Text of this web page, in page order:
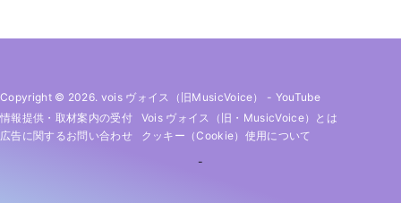
Copyright © 2026. vois ヴォイス（旧MusicVoice） - YouTube
情報提供・取材案内の受付
Vois ヴォイス（旧・MusicVoice）とは
広告に関するお問い合わせ
クッキー（cookie）使用について
-